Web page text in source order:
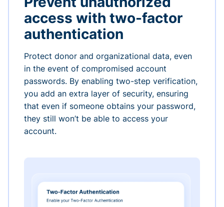
access with two-factor
authentication
Protect donor and organizational data, even
in the event of compromised account
passwords. By enabling two-step verification,
you add an extra layer of security, ensuring
that even if someone obtains your password,
they still won’t be able to access your
account.